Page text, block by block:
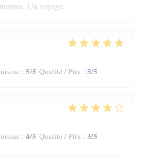
Un voyage.
: 5/5 Qualité / Prix : 5/5
: 4/5 Qualité / Prix : 3/5